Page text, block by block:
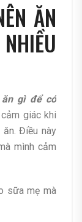
ĂN
gì để có
giác khi
Điều này
mình cảm
sữa mẹ mà